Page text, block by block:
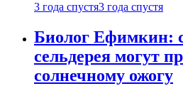
3 года спустя3 года спустя
Биолог Ефимкин:
сельдерея могут
солнечному ожогу